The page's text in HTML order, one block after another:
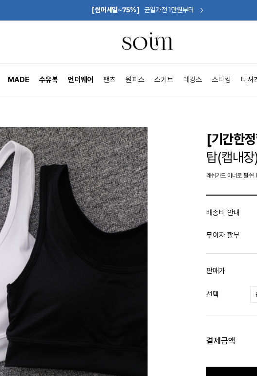
[썸머세일~75%] 균일가전 1만원부터
MADE 수유복 언더웨어 팬츠 원피스 스커트 레깅스 스타킹 티셔
[기간한
탑(캡내
래쉬가드 이너로 필수
배송비 안내
무이자 할부
판매가
선택
결제금액